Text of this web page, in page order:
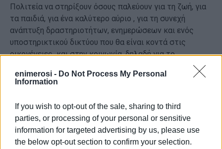
enimerosi - Do Not Process My Personal
Information
If you wish to opt-out of the sale, sharing to third
parties, or processing of your personal or sensitive
information for targeted advertising by us, please use
the below opt-out section to confirm your selection.
Πολιτεία να στηρίξουν όσους παλεύουν για τη ζωή, για
τα παιδιά, για ένα καλύτερο αύριο , για τη συνεχή
ανάπτυξη δραστηριοτήτων, ενημερώσεων και ενός
υποστηρικτικού δικτύου που θα είναι κοντά στις
οικογένειες και στην κοινωνία, δηλαδή για το
μότο του Συλλόγου «Στήριξη», γιατί « η ζωή είναι
ωραία» και αυτήν πρέπει να διαλέξουμε. Όλοι μαζί
κοντά στην κοινωνία, στις οικογένειες, και στον
ΑΝΘΡΩΠΟ.